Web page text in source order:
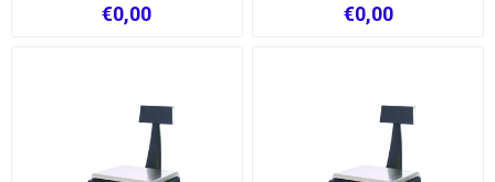
€0,00 €0,00